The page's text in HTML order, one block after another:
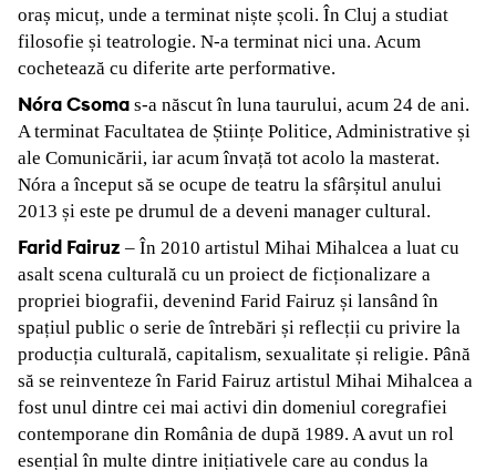
oraș micuț, unde a terminat niște școli. În Cluj a studiat
filosofie și teatrologie. N-a terminat nici una. Acum
cochetează cu diferite arte performative.
Nóra Csoma s-a născut în luna taurului, acum 24 de ani.
A terminat Facultatea de Științe Politice, Administrative și
ale Comunicării, iar acum învață tot acolo la masterat.
Nóra a început să se ocupe de teatru la sfârșitul anului
2013 și este pe drumul de a deveni manager cultural.
Farid Fairuz – În 2010 artistul Mihai Mihalcea a luat cu
asalt scena culturală cu un proiect de ficționalizare a
propriei biografii, devenind Farid Fairuz și lansând în
spațiul public o serie de întrebări și reflecții cu privire la
producția culturală, capitalism, sexualitate și religie. Până
să se reinventeze în Farid Fairuz artistul Mihai Mihalcea a
fost unul dintre cei mai activi din domeniul coregrafiei
contemporane din România de după 1989. A avut un rol
esențial în multe dintre inițiativele care au condus la